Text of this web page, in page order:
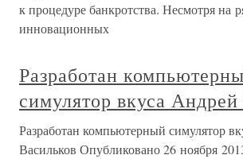
к процедуре банкротства. Несмотря на
инновационных
Разработан
симулятор вкуса
Разработан компьютерный симулятор
Васильков Опубликовано 26 ноября